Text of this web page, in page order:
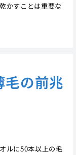
かすことは重要な
毛の前兆
ルに50本以上の毛